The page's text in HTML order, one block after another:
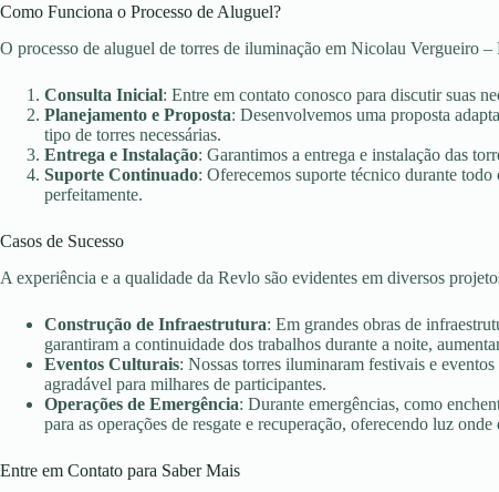
Como Funciona o Processo de Aluguel?
O processo de aluguel de torres de iluminação em Nicolau Vergueiro –
Consulta Inicial: Entre em contato conosco para discutir suas
Planejamento e Proposta: Desenvolvemos uma proposta
tipo de torres necessárias.
Entrega e Instalação: Garantimos a entrega e instalação das
Suporte Continuado: Oferecemos suporte técnico durante
perfeitamente.
Casos de Sucesso
A experiência e a qualidade da Revlo são evidentes em diversos
Construção de Infraestrutura: Em grandes obras de
garantiram a continuidade dos trabalhos durante a noite,
Eventos Culturais: Nossas torres iluminaram festivais e
agradável para milhares de participantes.
Operações de Emergência: Durante emergências, como
para as operações de resgate e recuperação, oferecendo luz onde
Entre em Contato para Saber Mais